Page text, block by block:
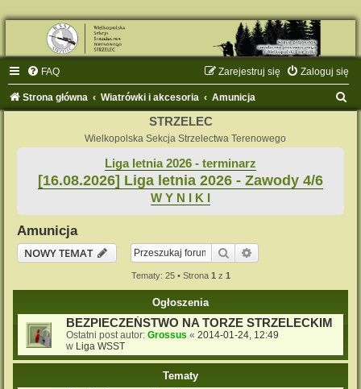
FAQ Zaloguj się
Zarejestruj się
Strona główna Wiatrówki i akcesoria Amunicja
STRZELEC
Wielkopolska Sekcja Strzelectwa Terenowego
Liga letnia 2026 - terminarz
[16.08.2026] Liga letnia 2026 - Zawody 4/6
W Y N I K I
Amunicja
NOWY TEMAT
Szukaj
Tematy: 25 • Strona 1 z 1
Ogłoszenia
BEZPIECZEŃSTWO NA TORZE STRZELECKIM
Ostatni post autor: Grossus « 2014-01-24, 12:49
w Liga WSST
Tematy